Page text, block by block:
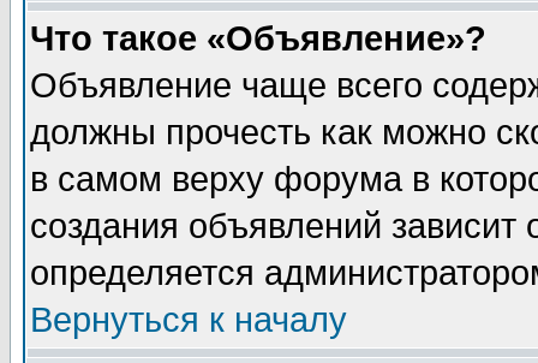
Что такое «Объявление»?
Объявление чаще всего
должны прочесть как можно
в самом верху форума в
создания объявлений зависит
определяется
Вернуться к началу